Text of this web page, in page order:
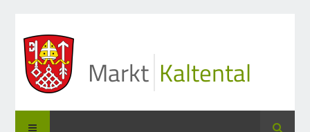
Markt Kaltental
Suche